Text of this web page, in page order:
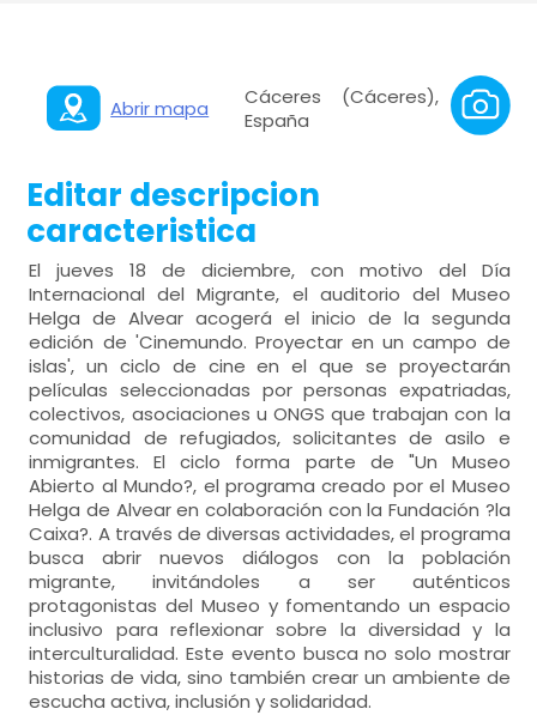
Abrir mapa
Cáceres (Cáceres),
España
Editar descripcion
caracteristica
El jueves 18 de diciembre, con motivo del Día
Internacional del Migrante, el auditorio del Museo
Helga de Alvear acogerá el inicio de la segunda
edición de 'Cinemundo. Proyectar en un campo de
islas', un ciclo de cine en el que se proyectarán
películas seleccionadas por personas expatriadas,
colectivos, asociaciones u ONGS que trabajan con la
comunidad de refugiados, solicitantes de asilo e
inmigrantes. El ciclo forma parte de "Un Museo
Abierto al Mundo?, el programa creado por el Museo
Helga de Alvear en colaboración con la Fundación ?la
Caixa?. A través de diversas actividades, el programa
busca abrir nuevos diálogos con la población
migrante, invitándoles a ser auténticos
protagonistas del Museo y fomentando un espacio
inclusivo para reflexionar sobre la diversidad y la
interculturalidad. Este evento busca no solo mostrar
historias de vida, sino también crear un ambiente de
escucha activa, inclusión y solidaridad.